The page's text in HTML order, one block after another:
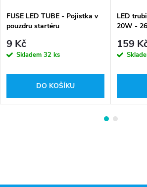
FUSE LED TUBE - Pojistka v
pouzdru startéru
9 Kč
Skladem 32 ks
DO KOŠÍKU
LED
20W -
159